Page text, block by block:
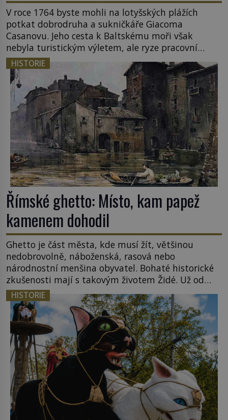
V roce 1764 byste mohli na lotyšských plážích
potkat dobrodruha a sukničkáře Giacoma
Casanovu. Jeho cesta k Baltskému moři však
nebyla turistickým výletem, ale ryze pracovní
cestou se zištnými úmysly. Jaký cíl Casanova
sledoval, když se například procházel uličkami
lotyšské Rigy? Casanova v Pobaltí kontaktoval
tamní zednářské lóže. Nebyl v této oblasti žádným
nováčkem, protože do zednářské […]
HISTORIE
Římské ghetto: Místo, kam papež
kamenem dohodil
Ghetto je část města, kde musí žít, většinou
nedobrovolně, náboženská, rasová nebo
národnostní menšina obyvatel. Bohaté historické
zkušenosti mají s takovým životem Židé. Už od
středověku jsou totiž v každou chvíli nuceni v
nějakém žít. Mezi ty nejslavnější patří i římské
ghetto založené v roce 1555. Pokud jde o vztah
k Židům, nemá se Řím čím chlubit. […]
HISTORIE